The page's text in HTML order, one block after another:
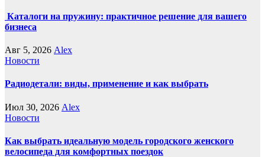
Каталоги на пружину: практичное решение для вашего
бизнеса
Авг 5, 2026 Alex
Новости
Радиодетали: виды, применение и как выбрать
Июл 30, 2026 Alex
Новости
Как выбрать идеальную модель городского женского
велосипеда для комфортных поездок